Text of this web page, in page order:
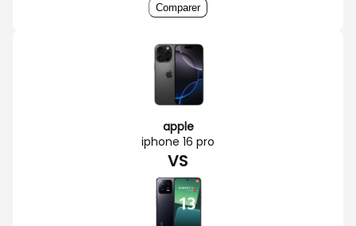
Comparer
apple
iphone 16 pro
VS